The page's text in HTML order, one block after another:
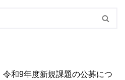
令和9年度新規課題の公募につ